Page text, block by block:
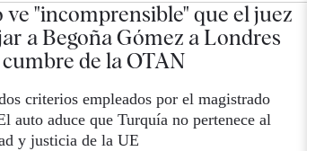
"incomprensible" que el juez
a Begoña Gómez a Londres
de la OTAN
criterios empleados por el magistrado
auto aduce que Turquía no pertenece al
y justicia de la UE